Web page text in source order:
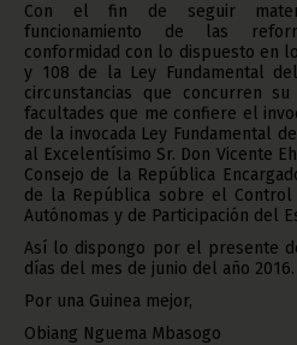
Con el fin de seguir
funcionamiento de las
conformidad con lo dispuesto en
y 108 de la Ley Fundamental
circunstancias que concurren
facultades que me confiere el
de la invocada Ley Fundamental
al Excelentísimo Sr. Don Vicente
Consejo de la República
de la República sobre el Control
Autónomas y de Participación del
Así lo dispongo por el presente
días del mes de junio del año 2016.
Por una Guinea mejor,
Obiang Nguema Mbasogo